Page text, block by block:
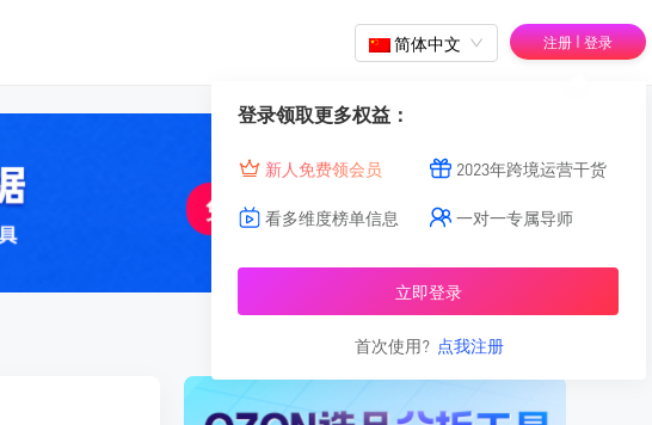
简体中文 注册 | 登录
登录领取更多权益：
新人免费领会员 2023年跨境运营干货
看多维度榜单信息 一对一专属导师
立即登录
首次使用? 点我注册